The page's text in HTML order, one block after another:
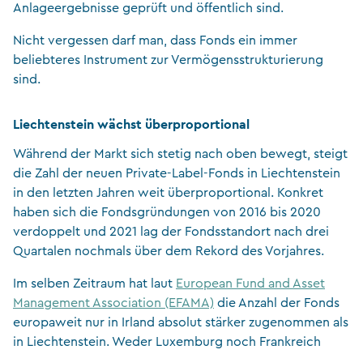
Anlageergebnisse geprüft und öffentlich sind.
Nicht vergessen darf man, dass Fonds ein immer
beliebteres Instrument zur Vermögensstrukturierung
sind.
Liechtenstein wächst überproportional
Während der Markt sich stetig nach oben bewegt, steigt
die Zahl der neuen Private-Label-Fonds in Liechtenstein
in den letzten Jahren weit überproportional. Konkret
haben sich die Fondsgründungen von 2016 bis 2020
verdoppelt und 2021 lag der Fondsstandort nach drei
Quartalen nochmals über dem Rekord des Vorjahres.
Im selben Zeitraum hat laut European Fund and Asset
Management Association (EFAMA) die Anzahl der Fonds
europaweit nur in Irland absolut stärker zugenommen als
in Liechtenstein. Weder Luxemburg noch Frankreich